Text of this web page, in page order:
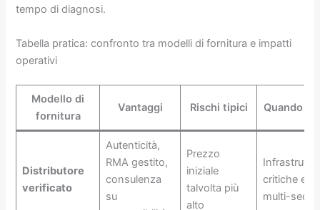
tempo di diagnosi.
Tabella pratica: confronto tra modelli di fornitura e impatti
operativi
Modello di
fornitura
Vantaggi Rischi tipici Quando
Distributore
verificato
Autenticità,
RMA gestito,
consulenza
su
Prezzo
iniziale
talvolta più
alto
critiche e
multi-sede